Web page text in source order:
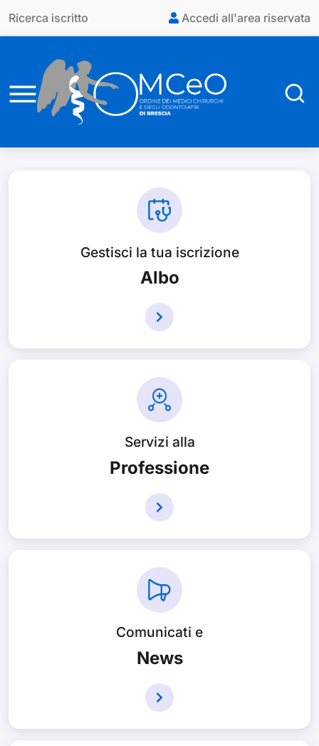
Ricerca iscritto Accedi all'area riservata
Gestisci la tua iscrizione
Albo
Servizi alla
Professione
Comunicati e
News